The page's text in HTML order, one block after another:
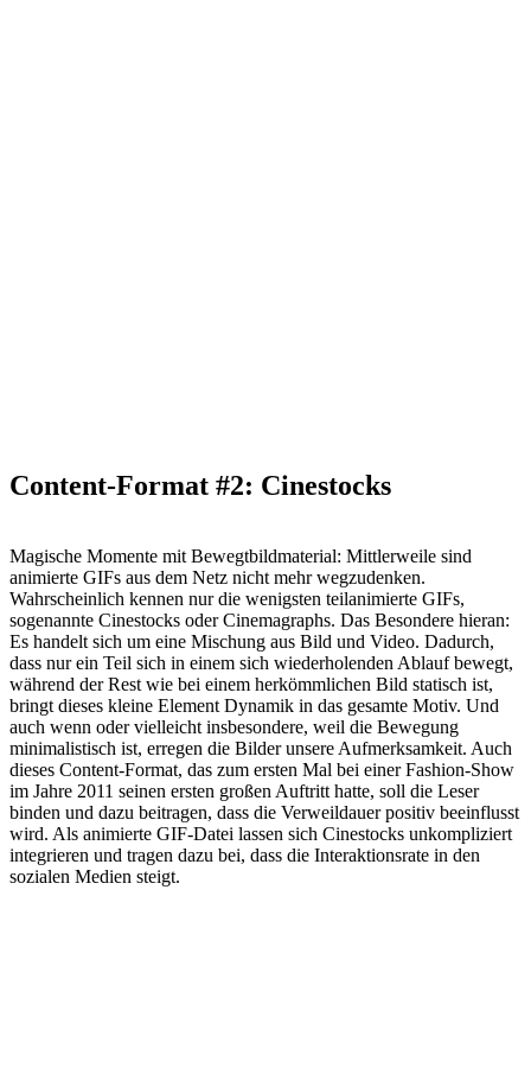
Content-Format #2: Cinestocks
Magische Momente mit Bewegtbildmaterial: Mittlerweile sind
animierte GIFs aus dem Netz nicht mehr wegzudenken.
Wahrscheinlich kennen nur die wenigsten teilanimierte GIFs,
sogenannte Cinestocks oder Cinemagraphs. Das Besondere hieran:
Es handelt sich um eine Mischung aus Bild und Video. Dadurch,
dass nur ein Teil sich in einem sich wiederholenden Ablauf bewegt,
während der Rest wie bei einem herkömmlichen Bild statisch ist,
bringt dieses kleine Element Dynamik in das gesamte Motiv. Und
auch wenn oder vielleicht insbesondere, weil die Bewegung
minimalistisch ist, erregen die Bilder unsere Aufmerksamkeit. Auch
dieses Content-Format, das zum ersten Mal bei einer Fashion-Show
im Jahre 2011 seinen ersten großen Auftritt hatte, soll die Leser
binden und dazu beitragen, dass die Verweildauer positiv beeinflusst
wird. Als animierte GIF-Datei lassen sich Cinestocks unkompliziert
integrieren und tragen dazu bei, dass die Interaktionsrate in den
sozialen Medien steigt.